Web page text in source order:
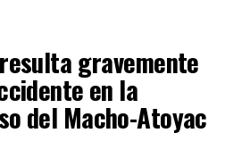
un autobús de pasajeros
gravemente
en la
del Macho-Atoyac